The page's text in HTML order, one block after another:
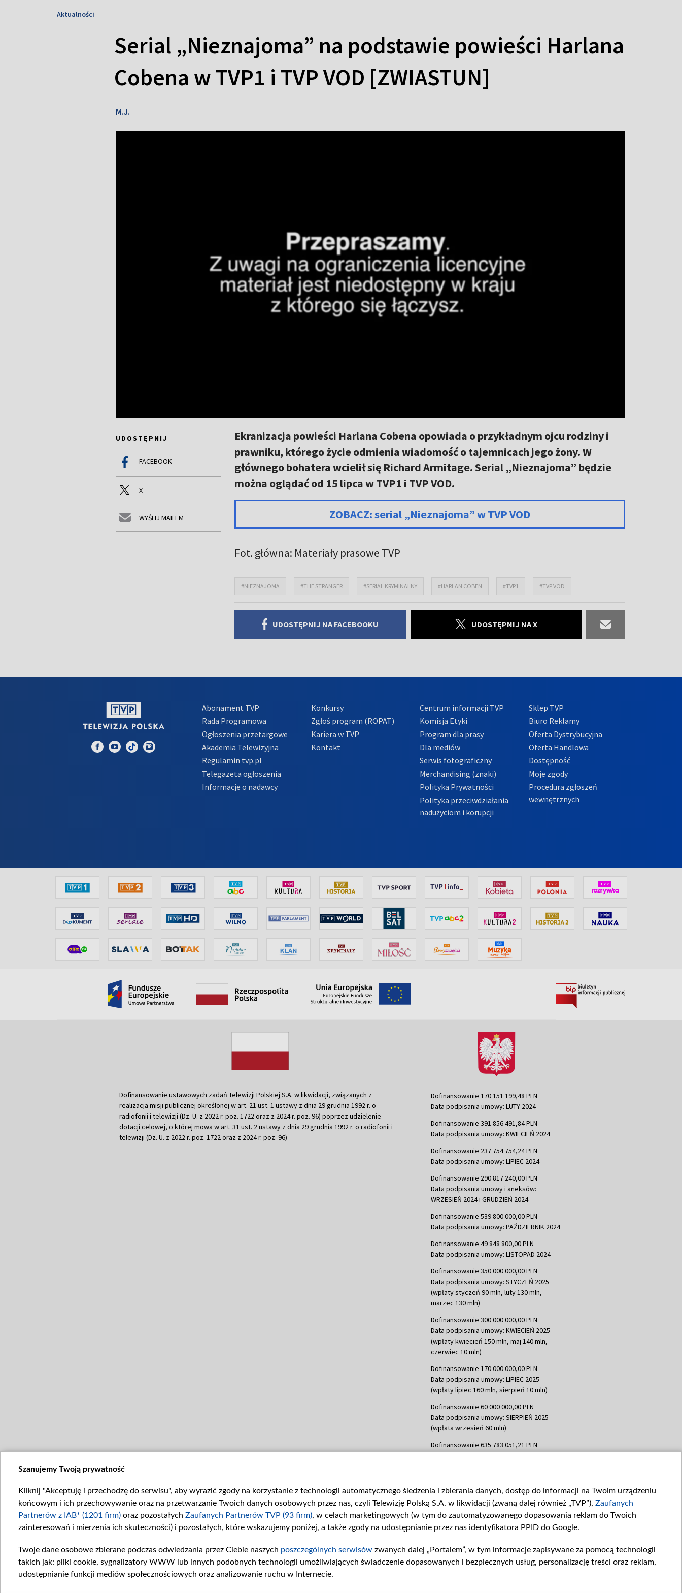
Aktualności
Serial „Nieznajoma” na podstawie powieści Harlana
Cobena w TVP1 i TVP VOD [ZWIASTUN]
M.J.
UDOSTĘPNIJ
FACEBOOK
X
WYŚLIJ MAILEM
Ekranizacja powieści Harlana Cobena opowiada o przykładnym ojcu rodziny i
prawniku, którego życie odmienia wiadomość o tajemnicach jego żony. W
głównego bohatera wcielił się Richard Armitage. Serial „Nieznajoma” będzie
można oglądać od 15 lipca w TVP1 i TVP VOD.
ZOBACZ: serial „Nieznajoma” w TVP VOD
Fot. główna: Materiały prasowe TVP
#NIEZNAJOMA #THE STRANGER #SERIAL KRYMINALNY #HARLAN COBEN #TVP1 #TVP VOD
UDOSTĘPNIJ NA FACEBOOKU UDOSTĘPNIJ NA X
Abonament TVP
Rada Programowa
Ogłoszenia przetargowe
Akademia Telewizyjna
Regulamin tvp.pl
Telegazeta ogłoszenia
Informacje o nadawcy
Konkursy
Zgłoś program (ROPAT)
Kariera w TVP
Kontakt
Centrum informacji TVP
Komisja Etyki
Program dla prasy
Dla mediów
Serwis fotograficzny
Merchandising (znaki)
Polityka Prywatności
Polityka przeciwdziałania
nadużyciom i korupcji
Sklep TVP
Biuro Reklamy
Oferta Dystrybucyjna
Oferta Handlowa
Dostępność
Moje zgody
Procedura zgłoszeń
wewnętrznych
Dofinansowanie ustawowych zadań Telewizji Polskiej S.A. w likwidacji, związanych z
realizacją misji publicznej określonej w art. 21 ust. 1 ustawy z dnia 29 grudnia 1992 r. o
radiofonii i telewizji (Dz. U. z 2022 r. poz. 1722 oraz z 2024 r. poz. 96) poprzez udzielenie
dotacji celowej, o której mowa w art. 31 ust. 2 ustawy z dnia 29 grudnia 1992 r. o radiofonii i
telewizji (Dz. U. z 2022 r. poz. 1722 oraz z 2024 r. poz. 96)
Dofinansowanie 170 151 199,48 PLN
Data podpisania umowy: LUTY 2024
Dofinansowanie 391 856 491,84 PLN
Data podpisania umowy: KWIECIEŃ 2024
Dofinansowanie 237 754 754,24 PLN
Data podpisania umowy: LIPIEC 2024
Dofinansowanie 290 817 240,00 PLN
Data podpisania umowy i aneksów:
WRZESIEŃ 2024 i GRUDZIEŃ 2024
Dofinansowanie 539 800 000,00 PLN
Data podpisania umowy: PAŹDZIERNIK 2024
Dofinansowanie 49 848 800,00 PLN
Data podpisania umowy: LISTOPAD 2024
Dofinansowanie 350 000 000,00 PLN
Data podpisania umowy: STYCZEŃ 2025
(wpłaty styczeń 90 mln, luty 130 mln,
marzec 130 mln)
Dofinansowanie 300 000 000,00 PLN
Data podpisania umowy: KWIECIEŃ 2025
(wpłaty kwiecień 150 mln, maj 140 mln,
czerwiec 10 mln)
Dofinansowanie 170 000 000,00 PLN
Data podpisania umowy: LIPIEC 2025
(wpłaty lipiec 160 mln, sierpień 10 mln)
Dofinansowanie 60 000 000,00 PLN
Data podpisania umowy: SIERPIEŃ 2025
(wpłata wrzesień 60 mln)
Dofinansowanie 635 783 051,21 PLN
Dofinansowanie 48 862 000,00 PLN
Data podpisania umowy: GRUDZIEŃ 2025
(wpłata grudzień 60,548 mln)
Dofinansowanie 900 000 000,00 PLN
26 lutego 80 mln, 4 marca 370 mln,8
kwiecień 180 mln, 7 maja 180 mln, 8
Szanujemy Twoją prywatność
Kliknij "Akceptuję i przechodzę do serwisu", aby wyrazić zgody na korzystanie z technologii automatycznego śledzenia i zbierania danych, dostęp do informacji na Twoim urządzeniu
końcowym i ich przechowywanie oraz na przetwarzanie Twoich danych osobowych przez nas, czyli Telewizję Polską S.A. w likwidacji (zwaną dalej również „TVP”), Zaufanych
Partnerów z IAB* (1201 firm) oraz pozostałych Zaufanych Partnerów TVP (93 firm), w celach marketingowych (w tym do zautomatyzowanego dopasowania reklam do Twoich
zainteresowań i mierzenia ich skuteczności) i pozostałych, które wskazujemy poniżej, a także zgody na udostępnianie przez nas identyfikatora PPID do Google.
Twoje dane osobowe zbierane podczas odwiedzania przez Ciebie naszych poszczególnych serwisów zwanych dalej „Portalem”, w tym informacje zapisywane za pomocą technologii
takich jak: pliki cookie, sygnalizatory WWW lub innych podobnych technologii umożliwiających świadczenie dopasowanych i bezpiecznych usług, personalizację treści oraz reklam,
udostępnianie funkcji mediów społecznościowych oraz analizowanie ruchu w Internecie.